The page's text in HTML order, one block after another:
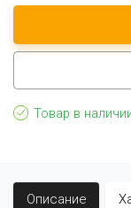
Товар в
Описание